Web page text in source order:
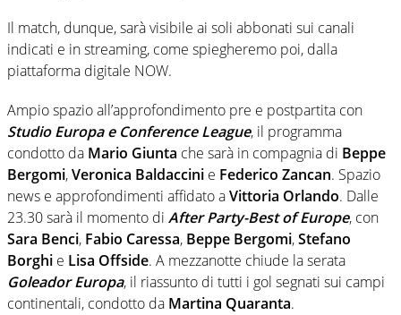
Il match, dunque, sarà visibile ai soli abbonati sui canali
indicati e in streaming, come spiegheremo poi, dalla
piattaforma digitale NOW.
Ampio spazio all’approfondimento pre e postpartita con
Studio Europa e Conference League, il programma
condotto da Mario Giunta che sarà in compagnia di Beppe
Bergomi,Veronica Baldaccini e Federico Zancan. Spazio
news e approfondimenti affidato aVittoria Orlando. Dalle
23.30 sarà il momento di After Party-Best of Europe, con
Sara Benci, Fabio Caressa, Beppe Bergomi,Stefano
Borghi e Lisa Offside. A mezzanotte chiude la serata
Goleador Europa, il riassunto di tutti i gol segnati sui campi
continentali, condotto da Martina Quaranta.